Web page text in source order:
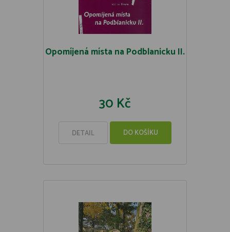
Opomíjená místa na Podblanicku II.
30 Kč
DETAIL DO KOŠÍKU